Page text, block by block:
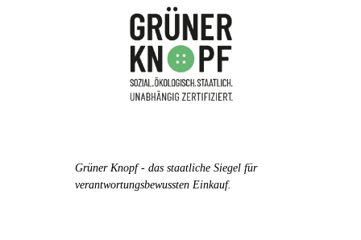
Grüner Knopf - das staatliche Siegel für
verantwortungsbewussten Einkauf.